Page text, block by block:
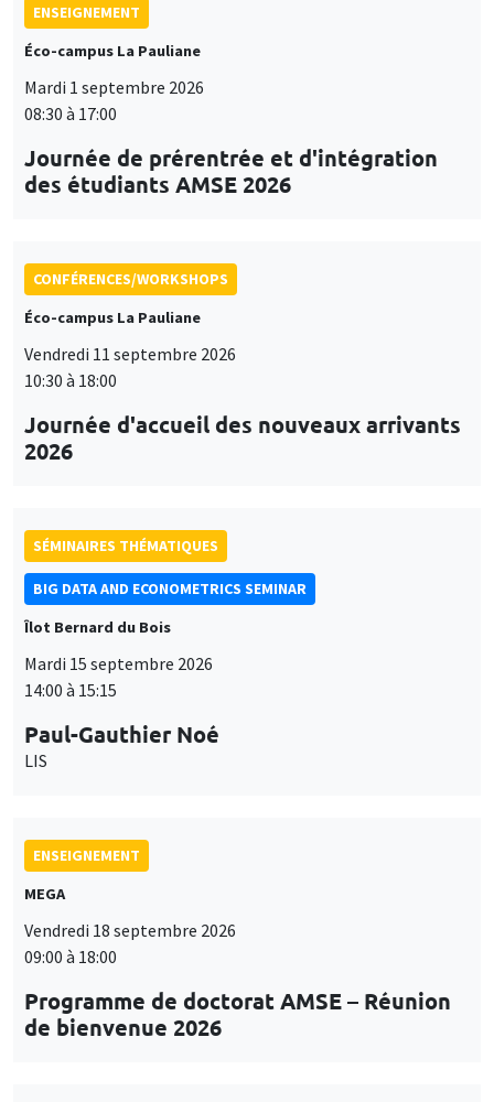
ENSEIGNEMENT
Éco-campus La Pauliane
Mardi 1 septembre 2026
08:30 à 17:00
Journée de prérentrée et d'intégration
des étudiants AMSE 2026
CONFÉRENCES/WORKSHOPS
Éco-campus La Pauliane
Vendredi 11 septembre 2026
10:30 à 18:00
Journée d'accueil des nouveaux arrivants
2026
SÉMINAIRES THÉMATIQUES
BIG DATA AND ECONOMETRICS SEMINAR
Îlot Bernard du Bois
Mardi 15 septembre 2026
14:00 à 15:15
Paul-Gauthier Noé
LIS
ENSEIGNEMENT
MEGA
Vendredi 18 septembre 2026
09:00 à 18:00
Programme de doctorat AMSE – Réunion
de bienvenue 2026